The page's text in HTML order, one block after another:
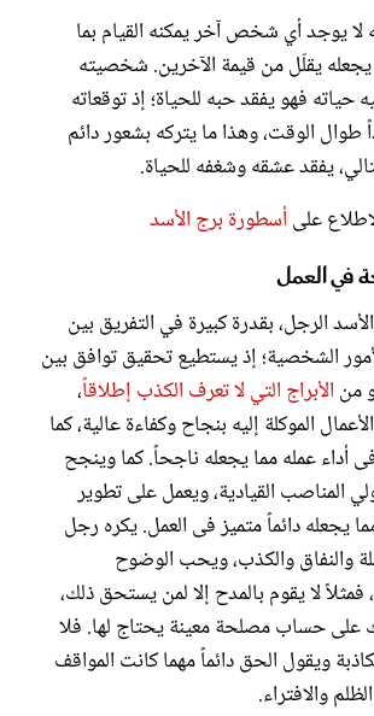
لا يوجد أي شخص آخر يمكنه القيام بما
يقلّل من قيمة الآخرين. شخصيته
حياته فهو يفقد حبه للحياة؛ إذ توقعاته
طوال الوقت، وهذا ما يتركه بشعور دائم
يفقد عشقه وشغفه للحياة.
علىأسطورة برج الأسد
العمل
الرجل، بقدرة كبيرة في التفريق بين
الشخصية؛ إذ يستطيع تحقيق توافق بين
من الأبراج التي لا تعرف الكذب إطلاقاً،
الموكلة إليه بنجاح وكفاءة عالية، كما
أداء عمله مما يجعله ناجحاً. كما وينجح
المناصب القيادية، ويعمل على تطوير
يجعله دائماً متميز فى العمل. يكره رجل
والنفاق والكذب، ويحب الوضوح
لا يقوم بالمدح إلا لمن يستحق ذلك،
على حساب مصلحة معينة يحتاج لها. فلا
ويقول الحق دائماً مهما كانت المواقف
والافتراء.